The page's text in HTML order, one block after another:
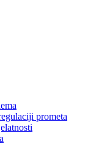
prometa